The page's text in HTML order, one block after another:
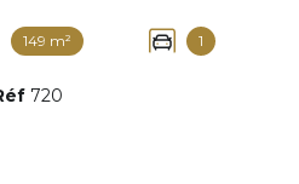
149 m² 1
720